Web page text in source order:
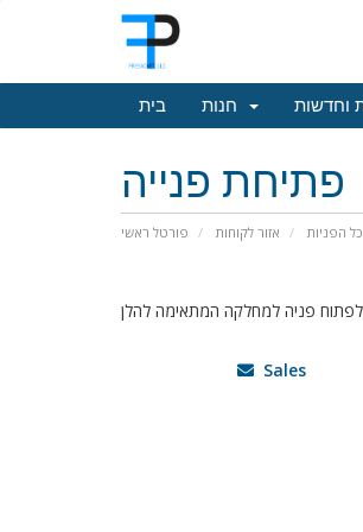
בית וחדשות
פתיחת פנייה
פורטל ראשי אזור לקוחות כל הפניות
Sales